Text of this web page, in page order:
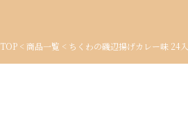
TOP < 商品一覧 < ちくわの磯辺揚げカレー味 24入